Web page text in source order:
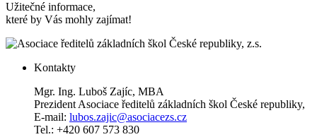
Užitečné informace,
které by Vás mohly zajímat!
Kontakty
Mgr. Ing. Luboš Zajíc, MBA
Prezident Asociace ředitelů základních škol České republiky,
E-mail: lubos.zajic@asociacezs.cz
Tel.: +420 607 573 830